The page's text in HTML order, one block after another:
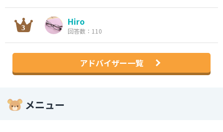
Hiro
回答数：110
アドバイザー一覧
メニュー